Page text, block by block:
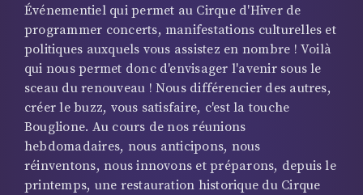
Événementiel qui permet au Cirque d'Hiver de
programmer concerts, manifestations culturelles et
politiques auxquels vous assistez en nombre ! Voilà
qui nous permet donc d'envisager l'avenir sous le
sceau du renouveau ! Nous différencier des autres,
créer le buzz, vous satisfaire, c'est la touche
Bouglione. Au cours de nos réunions
hebdomadaires, nous anticipons, nous
réinventons, nous innovons et préparons, depuis le
printemps, une restauration historique du Cirque